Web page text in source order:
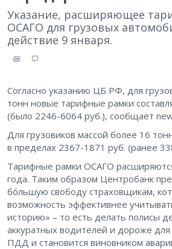
Указание, расширяющее
ОСАГО для грузовых
действие 9 января.
Согласно указанию ЦБ РФ, для
тонн новые тарифные рамки
(было 2246-6064 руб.), сообщает
Для грузовиков массой более 16
в пределах 2367-1871 руб. (ранее
Тарифные рамки ОСАГО
года. Таким образом Центробанк
бóльшую свободу страховщикам,
возможность эффективнее
историю» – то есть делать полисы
аккуратных водителей и дороже
ПДД и становится виновником